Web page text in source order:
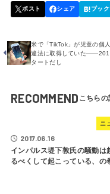
米で「TikTok」が児童の個
違法に取得していた
タートだし
RECOMMEND
ニ
2017.06.16
インパルス堤下敦氏の騒動は
るべくして起こっている、の